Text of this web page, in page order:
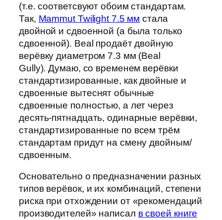
(т.е. соответсвуют обоим стандартам.
Так, Mammut Twilight 7.5 мм стала
двойной и сдвоенной (а была только
сдвоенной). Beal продаёт двойную
верёвку диаметром 7.3 мм (Beal
Gully). Думаю, со временем верёвки
стандартизированные, как двойные и
сдвоенные вытеснят обычные
сдвоенные полностью, а лет через
десять-пятнадцать, одинарные верёвки,
стандартизированные по всем трём
стандартам придут на смену двойным/
сдвоенным.
Основательно о предназначении разных
типов верёвок, и их комбинаций, степени
риска при отхождении от «рекомендаций
производителей» написал в своей книге